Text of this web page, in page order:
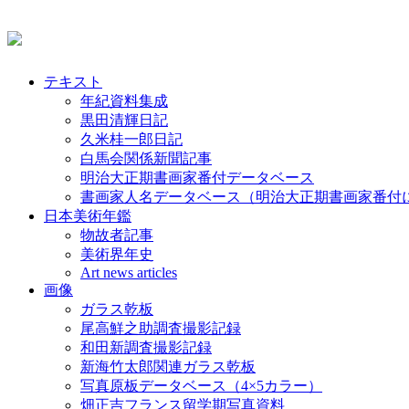
テキスト
年紀資料集成
黒田清輝日記
久米桂一郎日記
白馬会関係新聞記事
明治大正期書画家番付データベース
書画家人名データベース（明治大正期書画家番付
日本美術年鑑
物故者記事
美術界年史
Art news articles
画像
ガラス乾板
尾高鮮之助調査撮影記録
和田新調査撮影記録
新海竹太郎関連ガラス乾板
写真原板データベース（4×5カラー）
畑正吉フランス留学期写真資料